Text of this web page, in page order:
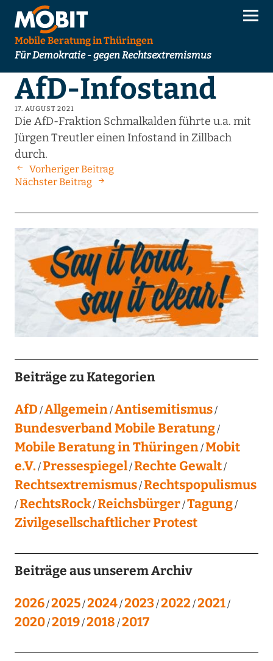
Mobile Beratung in Thüringen
Für Demokratie - gegen Rechtsextremismus
AfD-Infostand
17. AUGUST 2021
Die AfD-Fraktion Schmalkalden führte u.a. mit
Jürgen Treutler einen Infostand in Zillbach
durch.
Vorheriger Beitrag
Nächster Beitrag
Beiträge zu Kategorien
AfD Allgemein Antisemitismus
Bundesverband Mobile Beratung
Mobile Beratung in Thüringen Mobit
e.V. Pressespiegel Rechte Gewalt
Rechtsextremismus Rechtspopulismus
RechtsRock Reichsbürger Tagung
Zivilgesellschaftlicher Protest
Beiträge aus unserem Archiv
2026 2025 2024 2023 2022 2021
2020 2019 2018 2017